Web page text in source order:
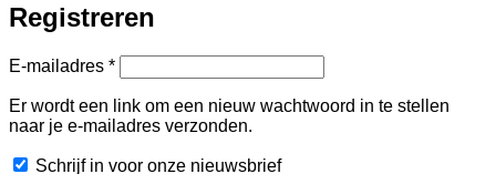
Registreren
E-mailadres *Vereist
Er wordt een link om een nieuw wachtwoord in te stellen
naar je e-mailadres verzonden.
Schrijf in voor onze nieuwsbrief